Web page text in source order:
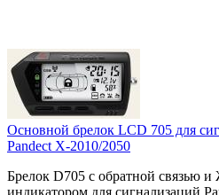
Основной брелок LCD 705 для
Pandect X-2010/2050
Брелок D705 с обратной связью
индикатором для сигнализаций